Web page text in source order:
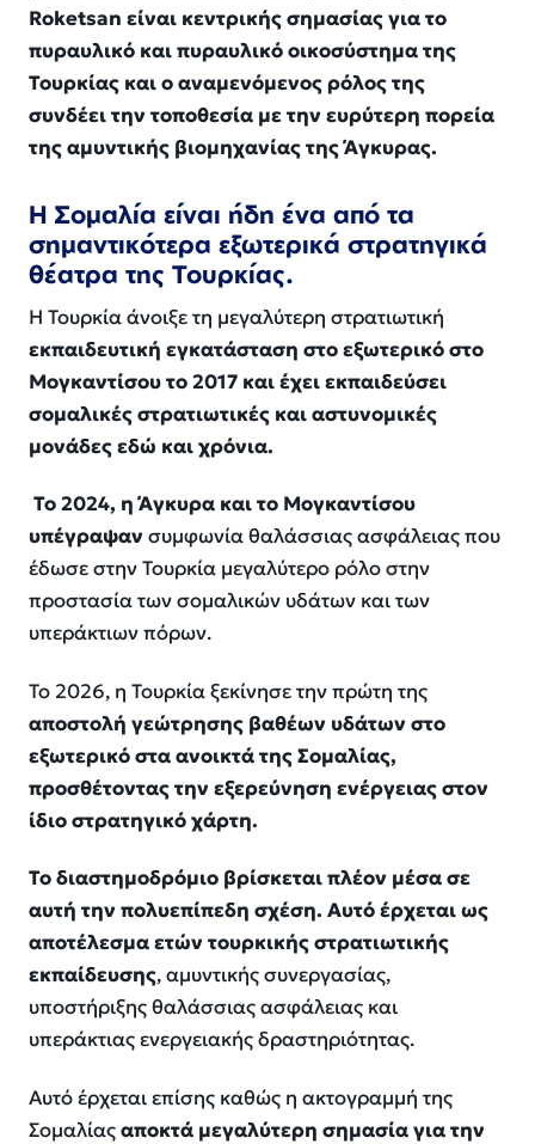
Roketsan είναι κεντρικής σημασίας για το
πυραυλικό και πυραυλικό οικοσύστημα της
Τουρκίας και ο αναμενόμενος ρόλος της
συνδέει την τοποθεσία με την ευρύτερη πορεία
της αμυντικής βιομηχανίας της Άγκυρας.
Η Σομαλία είναι ήδη ένα από τα
σημαντικότερα εξωτερικά στρατηγικά
θέατρα της Τουρκίας.
Η Τουρκία άνοιξε τη μεγαλύτερη στρατιωτική
εκπαιδευτική εγκατάσταση στο εξωτερικό στο
Μογκαντίσου το 2017 και έχει εκπαιδεύσει
σομαλικές στρατιωτικές και αστυνομικές
μονάδες εδώ και χρόνια.
Το 2024, η Άγκυρα και το Μογκαντίσου
υπέγραψανσυμφωνία θαλάσσιας ασφάλειας που
έδωσε στην Τουρκία μεγαλύτερο ρόλο στην
προστασία των σομαλικών υδάτων και των
υπεράκτιων πόρων.
Το 2026, η Τουρκία ξεκίνησε την πρώτη της
αποστολή γεώτρησης βαθέων υδάτων στο
εξωτερικό στα ανοικτά της Σομαλίας,
προσθέτοντας την εξερεύνηση ενέργειας στον
ίδιο στρατηγικό χάρτη.
Το διαστημοδρόμιο βρίσκεται πλέον μέσα σε
αυτή την πολυεπίπεδη σχέση. Αυτό έρχεται ως
αποτέλεσμα ετών τουρκικής στρατιωτικής
εκπαίδευσης, αμυντικής συνεργασίας,
υποστήριξης θαλάσσιας ασφάλειας και
υπεράκτιας ενεργειακής δραστηριότητας.
Αυτό έρχεται επίσης καθώς η ακτογραμμή της
Σομαλίαςαποκτά μεγαλύτερη σημασία για την